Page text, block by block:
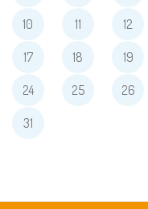
10 11 12
17 18 19
24 25 26
31